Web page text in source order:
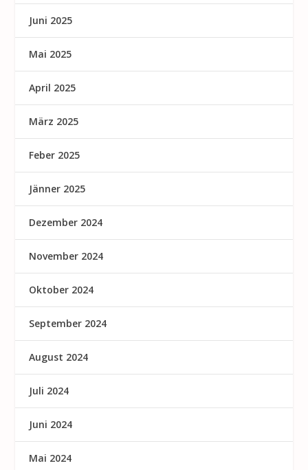
Juni 2025
Mai 2025
April 2025
März 2025
Feber 2025
Jänner 2025
Dezember 2024
November 2024
Oktober 2024
September 2024
August 2024
Juli 2024
Juni 2024
Mai 2024